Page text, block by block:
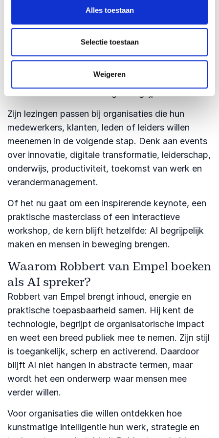
Alles toestaan
Selectie toestaan
Weigeren
informeren. Deelnemers moeten na afloop beter
begrijpen wat AI is, maar ook voelen dat zij ermee
aan de slag kunnen. Robbert van Empel
humor en herkenbare praktijkvoorbeelden. Hij
maakt AI zichtbaar en laat deelnemers ervaren
Zijn lezingen passen bij organisaties die hun
medewerkers, klanten, leden of leiders willen
meenemen in de volgende stap. Denk aan events
over innovatie, digitale transformatie, leiderschap,
onderwijs, productiviteit, toekomst van werk en
verandermanagement.
Of het nu gaat om een inspirerende keynote, een
praktische masterclass of een interactieve
workshop, de kern blijft hetzelfde: AI begrijpelijk
maken en mensen in beweging brengen.
Waarom Robbert van Empel boeken
als AI spreker?
Robbert van Empel brengt inhoud, energie en
praktische toepasbaarheid samen. Hij kent de
technologie, begrijpt de organisatorische impact
en weet een breed publiek mee te nemen. Zijn stijl
is toegankelijk, scherp en activerend. Daardoor
blijft AI niet hangen in abstracte termen, maar
wordt het een onderwerp waar mensen mee
verder willen.
Voor organisaties die willen ontdekken hoe
kunstmatige intelligentie hun werk, strategie en